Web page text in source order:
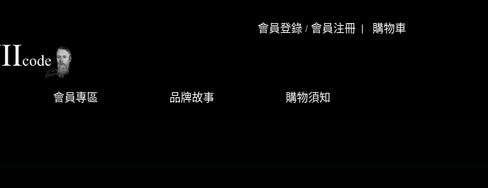
會員登錄 / 會員注冊 購物車
會員專區 品牌故事 購物須知